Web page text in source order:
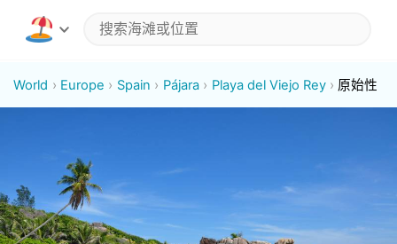
World Europe Spain Pájara Playa del Viejo Rey 原始性